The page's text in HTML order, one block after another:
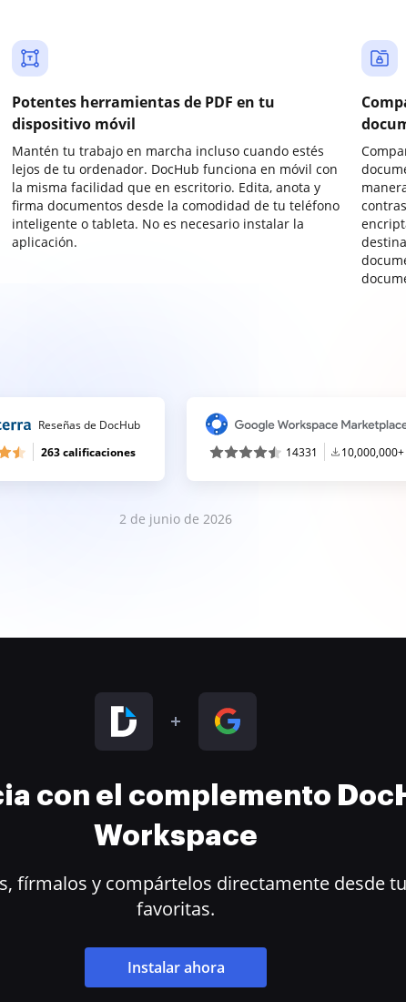
Potentes herramientas de PDF en tu
dispositivo móvil
Mantén tu trabajo en marcha incluso cuando estés
lejos de tu ordenador. DocHub funciona en móvil con
la misma facilidad que en escritorio. Edita, anota y
firma documentos desde la comodidad de tu teléfono
inteligente o tableta. No es necesario instalar la
aplicación.
Reseñas de DocHub
263 calificaciones
14331 10,000,000+
2 de junio de 2026
con el complemento
Workspace
fírmalos y compártelos directamente desde
favoritas.
Instalar ahora